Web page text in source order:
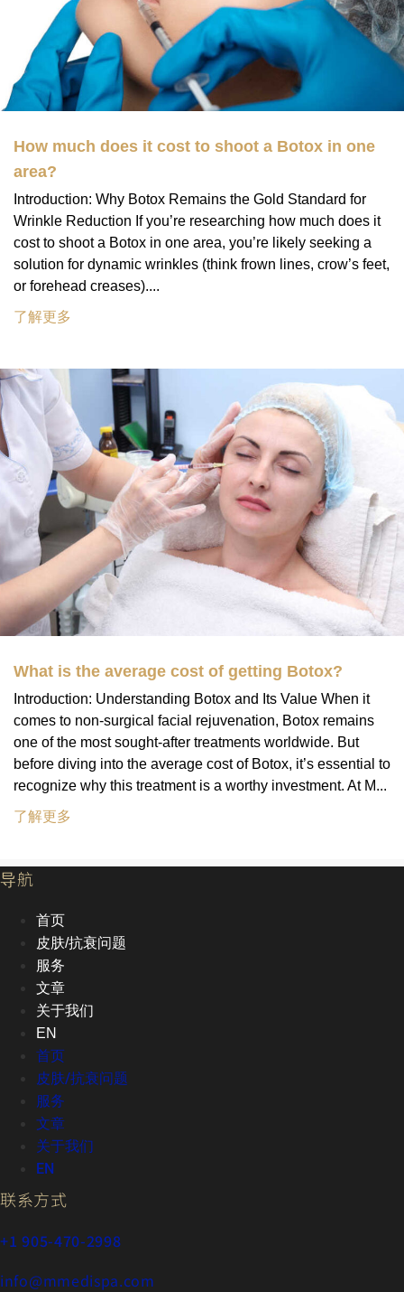
How much does it cost to shoot a Botox in one
area?
Introduction: Why Botox Remains the Gold Standard for
Wrinkle Reduction If you’re researching how much does it
cost to shoot a Botox in one area, you’re likely seeking a
solution for dynamic wrinkles (think frown lines, crow’s feet,
or forehead creases)....
了解更多
What is the average cost of getting Botox?
Introduction: Understanding Botox and Its Value When it
comes to non-surgical facial rejuvenation, Botox remains
one of the most sought-after treatments worldwide. But
before diving into the average cost of Botox, it’s essential to
recognize why this treatment is a worthy investment. At M...
了解更多
导航
首页
皮肤/抗衰问题
服务
文章
关于我们
EN
首页
皮肤/抗衰问题
服务
文章
关于我们
EN
联系方式
+1 905-470-2998
info@mmedispa.com